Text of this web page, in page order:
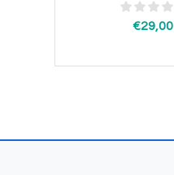
€29,00